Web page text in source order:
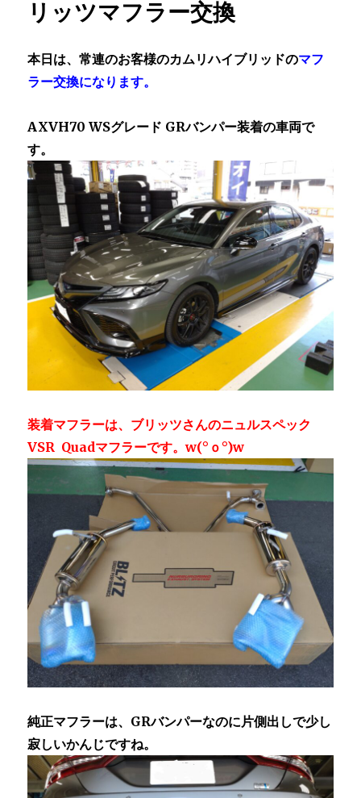
リッツマフラー交換
本日は、常連のお客様のカムリハイブリッドのマフ
ラー交換になります。
AXVH70 WSグレード GRバンパー装着の車両で
す。
装着マフラーは、ブリッツさんのニュルスペック
VSR Quadマフラーです。w⁠(⁠°⁠ｏ⁠°⁠)⁠w
純正マフラーは、GRバンパーなのに片側出しで少し
寂しいかんじですね。